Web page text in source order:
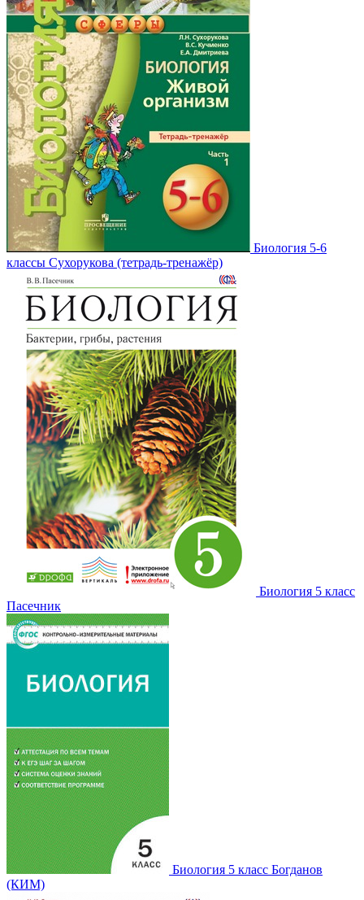
Биология 5-6
классы Сухорукова (тетрадь-тренажёр)
Биология 5 класс
Пасечник
Биология 5 класс Богданов
(КИМ)